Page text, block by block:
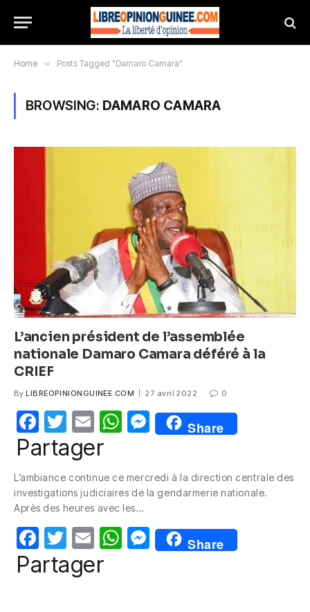
Home » Posts Tagged "Damaro Camara"
BROWSING: DAMARO CAMARA
L’ancien président de l’assemblée
nationale Damaro Camara déféré à la
CRIEF
By LIBREOPINIONGUINEE.COM 27 avril 2022 0
F
a
e
b
o
o
k
T
w
itt
er
E
m
W
s
A
p
p
M
e
e
g
er
Share
Partager
L’ambiance continue ce mercredi à la direction centrale des
investigations judiciaires de la gendarmerie nationale.
Après des heures avec les…
F
a
T
w
itt
E
m
W M
e
Share
Partager